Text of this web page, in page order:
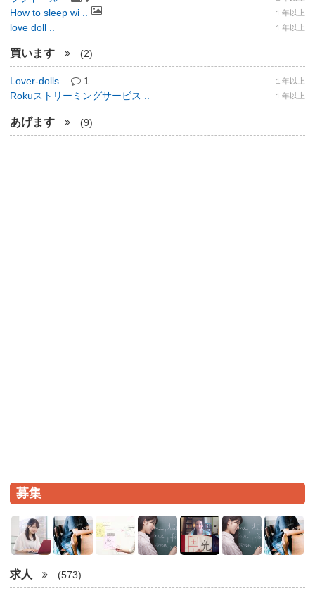
How to sleep wi .. １年以上
love doll .. １年以上
買います (2)
Lover-dolls .. 1 １年以上
Rokuストリーミングサービス .. １年以上
あげます (9)
募集
求人 (573)